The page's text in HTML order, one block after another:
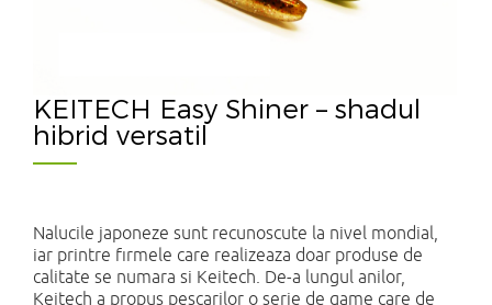
KEITECH Easy Shiner – shadul
hibrid versatil
Nalucile japoneze sunt recunoscute la nivel mondial,
iar printre firmele care realizeaza doar produse de
calitate se numara si Keitech. De-a lungul anilor,
Keitech a propus pescarilor o serie de game care de